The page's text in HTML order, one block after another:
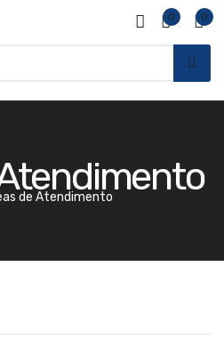
0 0
de Atendimento